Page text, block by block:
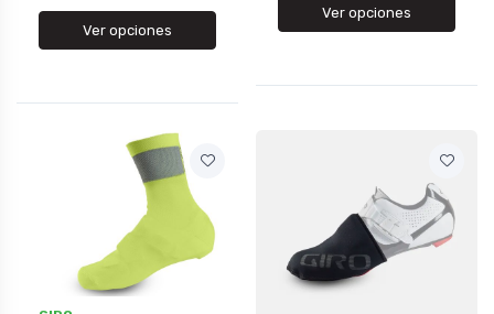
Ver opciones
Ver opciones